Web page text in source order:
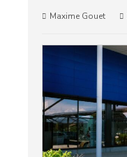
Maxime Gouet